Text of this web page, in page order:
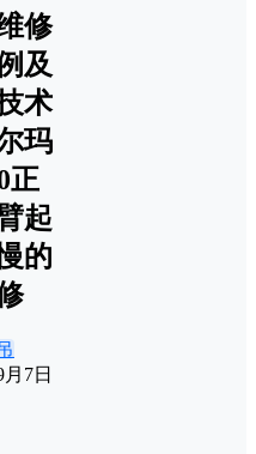
修
及
术
玛
正
起
的
7日